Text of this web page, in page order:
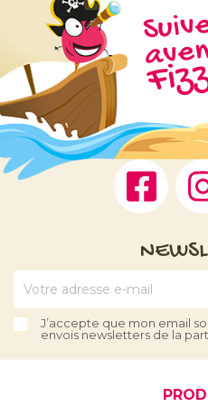
J’accepte que mon email
envois newsletters de la part